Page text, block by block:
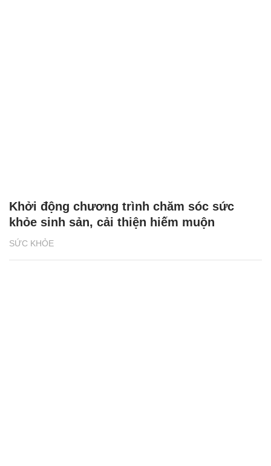
SỨC KHỎE
Khởi động chương trình chăm sóc sức
khỏe sinh sản, cải thiện hiếm muộn